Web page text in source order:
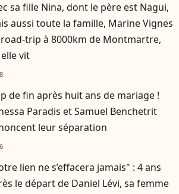
sa fille Nina, dont le père est Nagui,
aussi toute la famille, Marine Vignes
trip à 8000km de Montmartre,
vit
de fin après huit ans de mariage !
Paradis et Samuel Benchetrit
leur séparation
lien ne s’effacera jamais" : 4 ans
le départ de Daniel Lévi, sa femme